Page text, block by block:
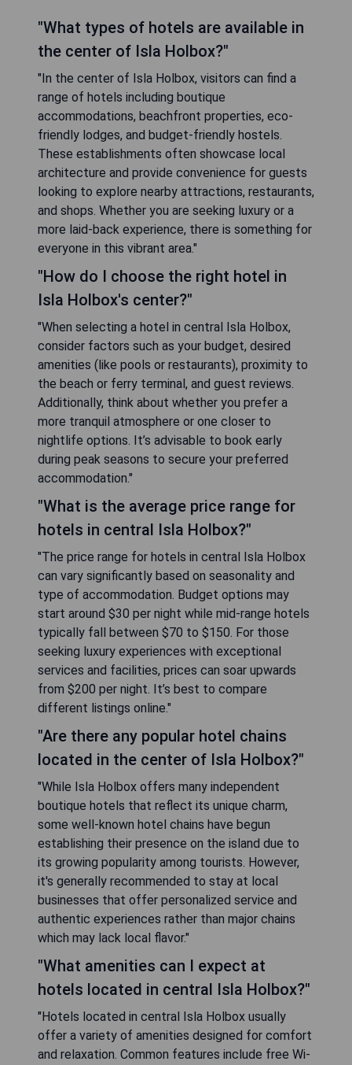
"What types of hotels are available in
the center of Isla Holbox?"
"In the center of Isla Holbox, visitors can find a
range of hotels including boutique
accommodations, beachfront properties, eco-
friendly lodges, and budget-friendly hostels.
These establishments often showcase local
architecture and provide convenience for guests
looking to explore nearby attractions, restaurants,
and shops. Whether you are seeking luxury or a
more laid-back experience, there is something for
everyone in this vibrant area."
"How do I choose the right hotel in
Isla Holbox's center?"
"When selecting a hotel in central Isla Holbox,
consider factors such as your budget, desired
amenities (like pools or restaurants), proximity to
the beach or ferry terminal, and guest reviews.
Additionally, think about whether you prefer a
more tranquil atmosphere or one closer to
nightlife options. It’s advisable to book early
during peak seasons to secure your preferred
accommodation."
"What is the average price range for
hotels in central Isla Holbox?"
"The price range for hotels in central Isla Holbox
can vary significantly based on seasonality and
type of accommodation. Budget options may
start around $30 per night while mid-range hotels
typically fall between $70 to $150. For those
seeking luxury experiences with exceptional
services and facilities, prices can soar upwards
from $200 per night. It’s best to compare
different listings online."
"Are there any popular hotel chains
located in the center of Isla Holbox?"
"While Isla Holbox offers many independent
boutique hotels that reflect its unique charm,
some well-known hotel chains have begun
establishing their presence on the island due to
its growing popularity among tourists. However,
it's generally recommended to stay at local
businesses that offer personalized service and
authentic experiences rather than major chains
which may lack local flavor."
"What amenities can I expect at
hotels located in central Isla Holbox?"
"Hotels located in central Isla Holbox usually
offer a variety of amenities designed for comfort
and relaxation. Common features include free Wi-